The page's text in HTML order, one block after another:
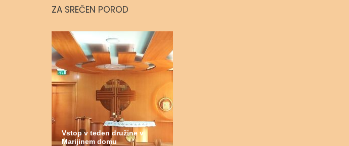
ZA SREČEN POROD
Vstop v teden družine v
Marijinem domu